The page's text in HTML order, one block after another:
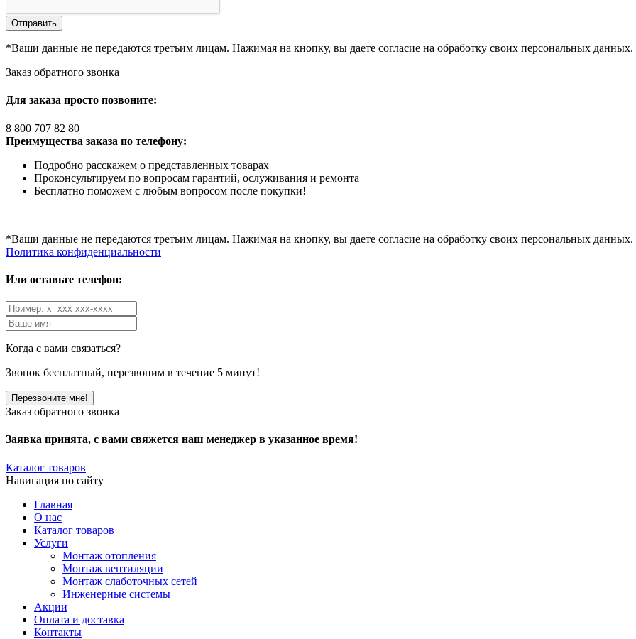
*Ваши данные не передаются третьим лицам. Нажимая на кнопку, вы даете согласие на обработку своих персональных данных.
Заказ обратного звонка
Для заказа просто позвоните:
8 800 707 82 80
Преимущества заказа по телефону:
Подробно расскажем о представленных товарах
Проконсультируем по вопросам гарантий, ослуживания и ремонта
Бесплатно поможем с любым вопросом после покупки!
*Ваши данные не передаются третьим лицам. Нажимая на кнопку, вы даете согласие на обработку своих персональных данных.
Политика конфиденциальности
Или оставьте телефон:
Когда с вами связаться?
Звонок бесплатный, перезвоним в течение 5 минут!
Заказ обратного звонка
Заявка принята, с вами свяжется наш менеджер в указанное время!
Каталог товаров
Навигация по сайту
Главная
О нас
Каталог товаров
Услуги
Монтаж отопления
Монтаж вентиляции
Монтаж слаботочных сетей
Инженерные системы
Акции
Оплата и доставка
Контакты